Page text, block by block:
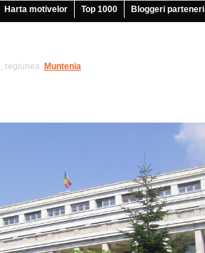
Harta motivelor Top 1000 Bloggeri parteneri
, regiunea Muntenia
|